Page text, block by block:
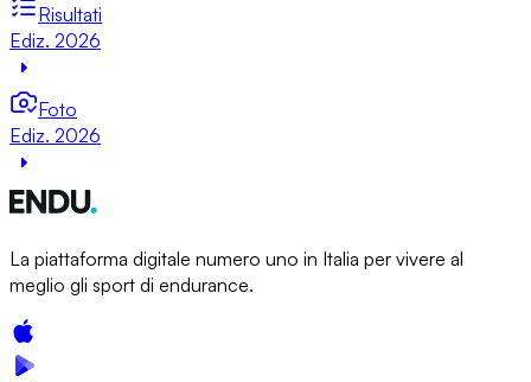
Risultati
Ediz. 2026
Foto
Ediz. 2026
La piattaforma digitale numero uno in Italia per vivere al
meglio gli sport di endurance.